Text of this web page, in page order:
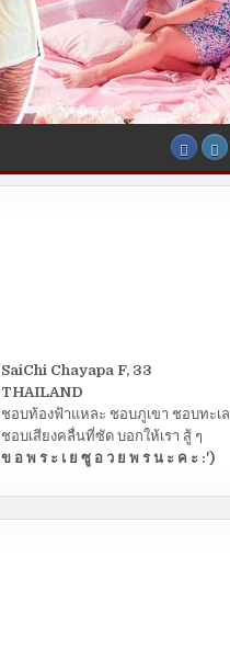
SaiChi Chayapa F, 33
THAILAND
ชอบท้องฟ้าแหละ ชอบภูเขา ชอบทะเล
ชอบเสียงคลื่นที่ซัด บอกให้เรา สู้ ๆ
ข อ พ ร ะ เ ย ซู อ ว ย พ ร น ะ ค ะ :')